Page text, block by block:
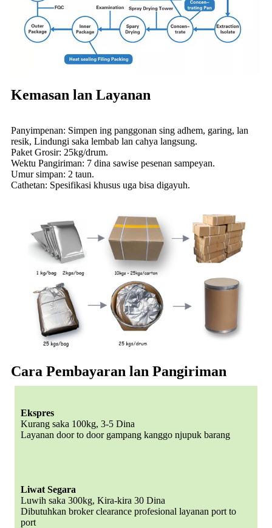
Kemasan lan Layanan
Panyimpenan: Simpen ing panggonan sing adhem, garing, lan
resik, Lindungi saka lembab lan cahya langsung.
Paket Grosir: 25kg/drum.
Wektu Pangiriman: 7 dina sawise pesenan sampeyan.
Umur simpan: 2 taun.
Cathetan: Spesifikasi khusus uga bisa digayuh.
Cara Pembayaran lan Pangiriman
Ekspres
Kurang saka 100kg, 3-5 Dina
Layanan door to door gampang kanggo njupuk barang
Liwat Segara
Luwih saka 300kg, Kira-kira 30 Dina
Dibutuhkan broker clearance profesional layanan port to
port